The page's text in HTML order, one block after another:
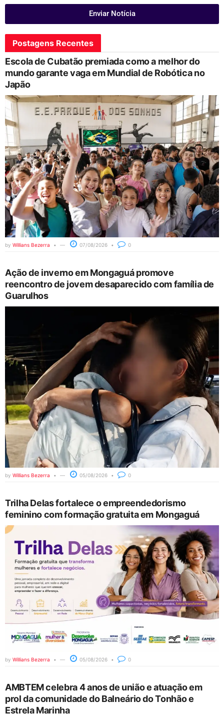
Enviar Notícia
Postagens Recentes
Escola de Cubatão premiada como a melhor do
mundo garante vaga em Mundial de Robótica no
Japão
by Willians Bezerra 07/08/2026 0
Ação de inverno em Mongaguá promove
reencontro de jovem desaparecido com família de
Guarulhos
by Willians Bezerra 05/08/2026 0
Trilha Delas fortalece o empreendedorismo
feminino com formação gratuita em Mongaguá
by Willians Bezerra 05/08/2026 0
AMBTEM celebra 4 anos de união e atuação em
prol da comunidade do Balneário do Tonhão e
Estrela Marinha